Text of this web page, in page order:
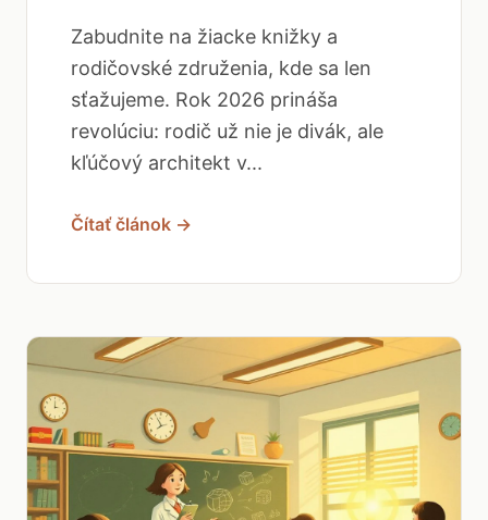
Zabudnite na žiacke knižky a
rodičovské združenia, kde sa len
sťažujeme. Rok 2026 prináša
revolúciu: rodič už nie je divák, ale
kľúčový architekt v...
Čítať článok →